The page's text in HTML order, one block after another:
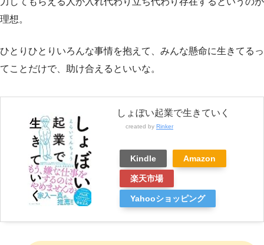
理想。
ひとりひとりいろんな事情を抱えて、みんな懸命に生きてるっ
てことだけで、助け合えるといいな。
しょぼい起業で生きていく
created by Rinker
Kindle Amazon
楽天市場
Yahooショッピング